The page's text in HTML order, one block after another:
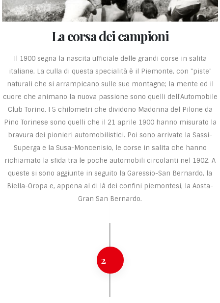
La corsa dei campioni
Il 1900 segna la nascita ufficiale delle grandi corse in salita
italiane. La culla di questa specialità è il Piemonte, con "piste"
naturali che si arrampicano sulle sue montagne; la mente ed il
cuore che animano la nuova passione sono quelli dell'Automobile
Club Torino. I 5 chilometri che dividono Madonna del Pilone da
Pino Torinese sono quelli che il 21 aprile 1900 hanno misurato la
bravura dei pionieri automobilistici. Poi sono arrivate la Sassi-
Superga e la Susa-Moncenisio, le corse in salita che hanno
richiamato la sfida tra le poche automobili circolanti nel 1902. A
queste si sono aggiunte in seguito la Garessio-San Bernardo, la
Biella-Oropa e, appena al di là dei confini piemontesi, la Aosta-
Gran San Bernardo.
2